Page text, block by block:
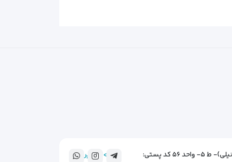
خ سهروردی شمالی- بین تخت طاووس و عباس آباد- جنب پمپ بنزین- نبش کوچه خشنودی- پ ۳۰۰(ساختمان نیلی)- ط ۵- واحد ۵۶ کد پستی: ">(مسیر